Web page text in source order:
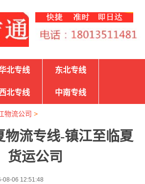
北专线 东北专线
北专线 中南专线
物流公司 >
物流专线-镇江至临夏
货运公司
08-06 12:51:48